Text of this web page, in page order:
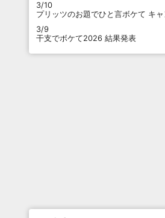
3/10
プリッツのお題でひと言ボケて キ
3/9
干支でボケて2026 結果発表